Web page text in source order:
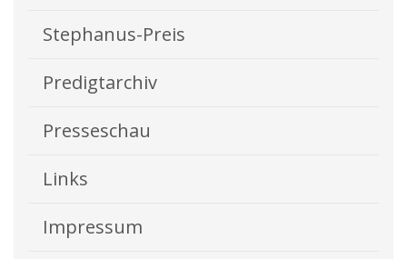
Stephanus-Preis
Predigtarchiv
Presseschau
Links
Impressum